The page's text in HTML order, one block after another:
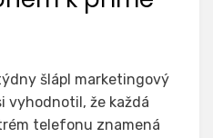
šlápl marketingový
vyhodnotil, že každá
telefonu znamená